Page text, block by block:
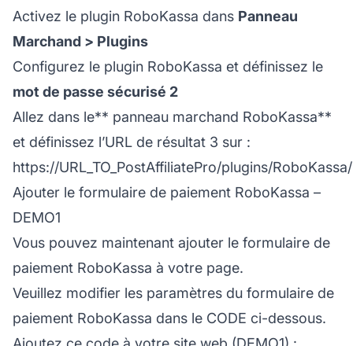
Activez le plugin RoboKassa dans Panneau
Marchand > Plugins
Configurez le plugin RoboKassa et définissez le
mot de passe sécurisé 2
Allez dans le** panneau marchand RoboKassa**
et définissez l’URL de résultat 3 sur :
https://URL_TO_PostAffiliatePro/plugins/
Ajouter le formulaire de paiement RoboKassa –
DEMO1
Vous pouvez maintenant ajouter le formulaire de
paiement RoboKassa à votre page.
Veuillez modifier les paramètres du formulaire de
paiement RoboKassa dans le CODE ci-dessous.